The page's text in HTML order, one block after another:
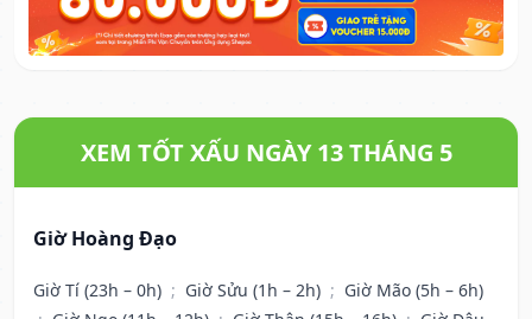
XEM TỐT XẤU NGÀY 13 THÁNG 5
Giờ Hoàng Đạo
Giờ Tí (23h – 0h) ; Giờ Sửu (1h – 2h) ; Giờ Mão (5h – 6h)